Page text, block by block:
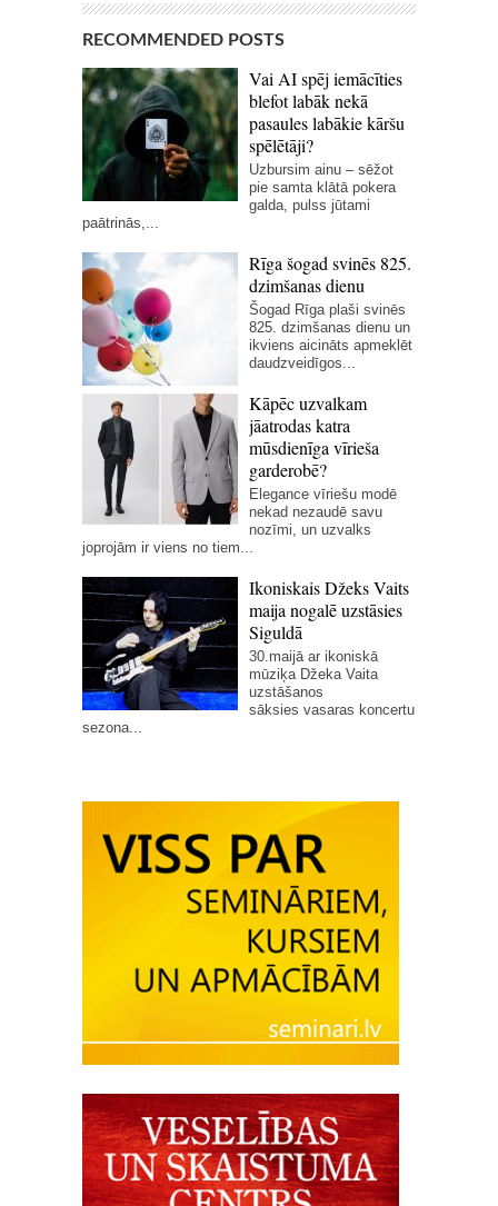
RECOMMENDED POSTS
Vai AI spēj iemācīties
blefot labāk nekā
pasaules labākie kāršu
spēlētāji?
Uzbursim ainu – sēžot
pie samta klātā pokera
galda, pulss jūtami
paātrinās,...
Rīga šogad svinēs 825.
dzimšanas dienu
Šogad Rīga plaši svinēs
825. dzimšanas dienu un
ikviens aicināts apmeklēt
daudzveidīgos...
Kāpēc uzvalkam
jāatrodas katra
mūsdienīga vīrieša
garderobē?
Elegance vīriešu modē
nekad nezaudē savu
nozīmi, un uzvalks
joprojām ir viens no tiem...
Ikoniskais Džeks Vaits
maija nogalē uzstāsies
Siguldā
30.maijā ar ikoniskā
mūziķa Džeka Vaita
uzstāšanos
sāksies vasaras koncertu
sezona...